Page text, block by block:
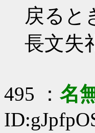
戻ると
長文失
495 ： 名